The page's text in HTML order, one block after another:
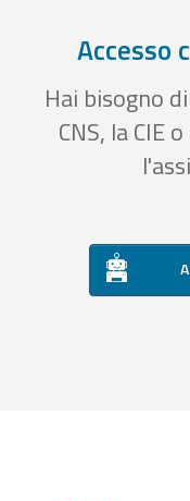
Accesso
Hai bisogno
CNS, la CIE